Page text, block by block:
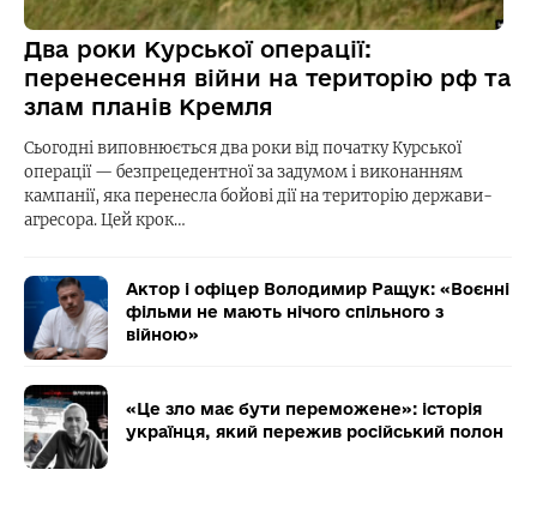
Два роки Курської операції:
перенесення війни на територію рф та
злам планів Кремля
Сьогодні виповнюється два роки від початку Курської
операції — безпрецедентної за задумом і виконанням
кампанії, яка перенесла бойові дії на територію держави-
агресора. Цей крок…
Актор і офіцер Володимир Ращук: «Воєнні
фільми не мають нічого спільного з
війною»
«Це зло має бути переможене»: історія
українця, який пережив російський полон